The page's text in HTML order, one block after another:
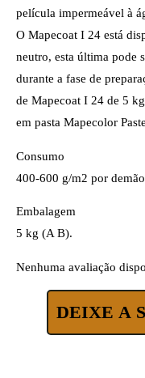
película impermeável à
O Mapecoat I 24 está
neutro, esta última pode
durante a fase de
de Mapecoat I 24 de 5
em pasta Mapecolor
Consumo
400-600 g/m2 por
Embalagem
5 kg (A B).
Nenhuma avaliação
DEIXE A